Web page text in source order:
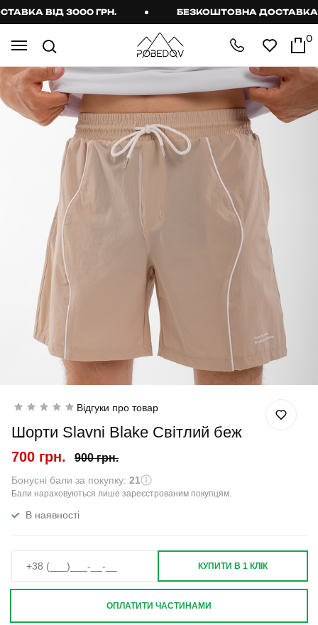
ВІД 3000 ГРН. БЕЗКОШТОВНА ДОСТАВКА
0
Відгуки про товар
Шорти Slavni Blake Світлий беж
700 грн. 900 грн.
Бонусні бали за покупку: 21
Бали нараховуються лише зареєстрованим покупцям.
В наявності
КУПИТИ В 1 КЛІК
ОПЛАТИТИ ЧАСТИНАМИ